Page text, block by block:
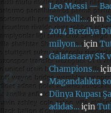
Leo Messi —
Football:…için
2014 Brezilya
milyon…için
Galatasaray SK
Champions…
Magandalıkta
Dünya Kupası
adidas…için